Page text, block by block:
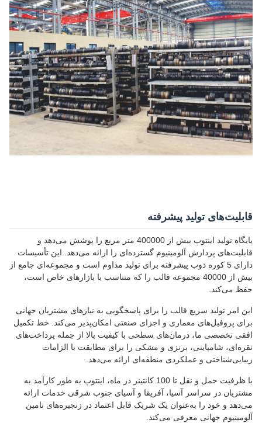
قابلیت‌های تولید پیشرفته
پایگاه تولید اینتوپ بیش از 400000 متر مربع را پوشش می‌دهد و
قابلیت‌های پردازش آلومینیوم گسترده‌ای را ارائه می‌دهد. این تأسیسات
دارای 5 کوره ذوب پیشرفته برای تولید مداوم است و مجموعه‌ای جامع از
بیش از 40000 مجموعه قالب را که متناسب با بازارهای خاص است،
حفظ می‌کند.
این امر تولید سریع قالب را برای پاسخگویی به نیازهای مشتریان جهانی
برای پروفیل‌های معماری و اجزای صنعتی امکان‌پذیر می‌کند. خط تکمیل
افقی تخصصی ما، درمان‌های سطحی با کیفیت بالا از جمله پرداخت‌های
نقره‌ای، شامپاینی، برنزی و مشکی را برای مطابقت با الزامات
زیبایی‌شناختی و عملکردی منطقه‌ای ارائه می‌دهد.
با ظرفیت حمل و نقل تا 100 کانتینر در ماه، اینتوپ به طور کارآمد به
مشتریان در سراسر آسیا، آفریقا و آسیای جنوب شرقی خدمات ارائه
می‌دهد و خود را به‌عنوان یک شریک قابل اعتماد در زنجیره‌های تامین
آلومینیوم جهانی معرفی می‌کند.